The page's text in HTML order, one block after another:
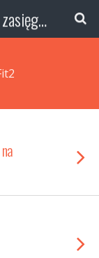
gsm.biz.pl - informacje, sieci, zasięg technologie